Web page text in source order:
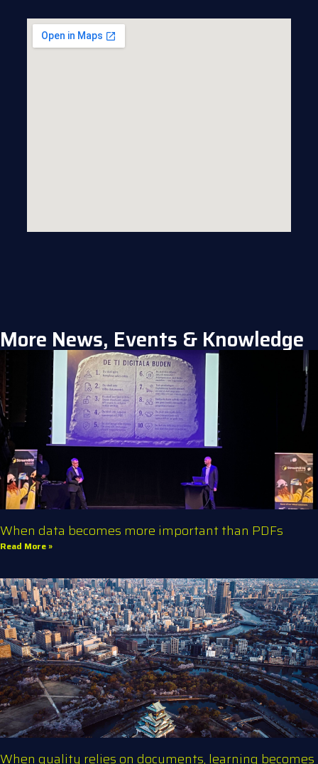
More News, Events & Knowledge
When data becomes more important than PDFs
Read More »
When quality relies on documents, learning becomes